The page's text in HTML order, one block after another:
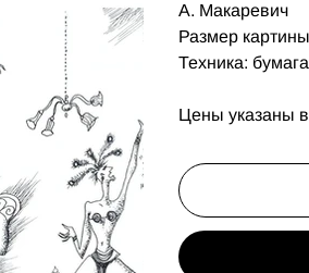
А. Макаревич
Размер
Техника:
Цены указаны